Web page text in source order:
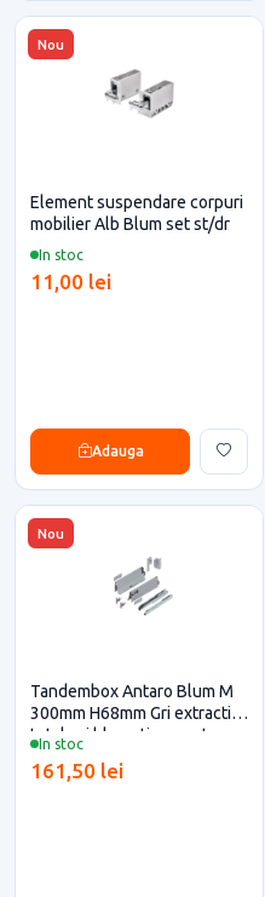
Nou
In stoc
Element suspendare corpuri
mobilier Alb Blum set st/dr
11,00 lei
Adauga
Nou
In stoc
Tandembox Antaro Blum M
300mm H68mm Gri extractie
totala si blumotion pentru
161,50 lei